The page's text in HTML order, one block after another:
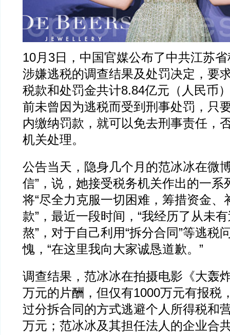
10月3日，中国官媒公布了中共江苏
涉嫌逃税的调查结果及处罚决定，要
税款和处罚金共计8.84亿元（人民币
前未曾因为逃税而受到刑事处罚，只
内缴纳罚款，就可以免去刑事责任，
机关处理。
公告当天，隐身几个月的范冰冰在微
信”，说，她接受税务机关作出的一系
将“尽全力克服一切困难，筹措资金、
款”，最近一段时间，“我经历了从未
熬”，对于自己利用“拆分合同”等逃税
愧，“在这里我向大家诚恳道歉。”
调查结果，范冰冰在拍摄电影《大轰
万元的片酬，但仅有1000万元有报税
过分拆合同的方式逃避个人所得税和
万元；范冰冰及其担任法人的企业合